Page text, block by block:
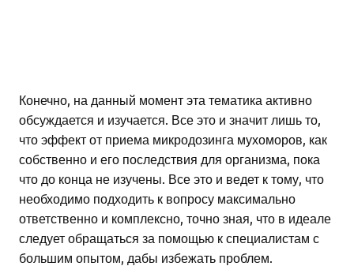
Конечно, на данный момент эта тематика активно
обсуждается и изучается. Все это и значит лишь то,
что эффект от приема микродозинга мухоморов, как
собственно и его последствия для организма, пока
что до конца не изучены. Все это и ведет к тому, что
необходимо подходить к вопросу максимально
ответственно и комплексно, точно зная, что в идеале
следует обращаться за помощью к специалистам с
большим опытом, дабы избежать проблем.